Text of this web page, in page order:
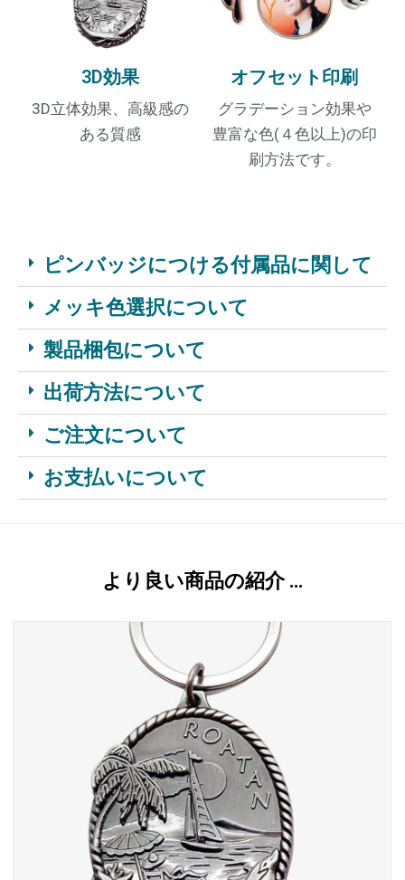
3D効果
3D立体効果、高級感の
ある質感
オフセット印刷
グラデーション効果や
豊富な色(４色以上)の印
刷方法です。
ピンバッジにつける付属品に関して
メッキ色選択について
製品梱包について
出荷方法について
ご注文について
お支払いについて
より良い商品の紹介 …